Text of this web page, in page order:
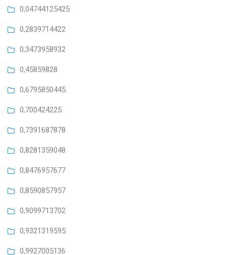
0,04744125425
0,2839714422
0,3473958932
0,45859828
0,6795850445
0,700424225
0,7391687878
0,8281359048
0,8476957677
0,8590857957
0,9099713702
0,9321319595
0,9927005136